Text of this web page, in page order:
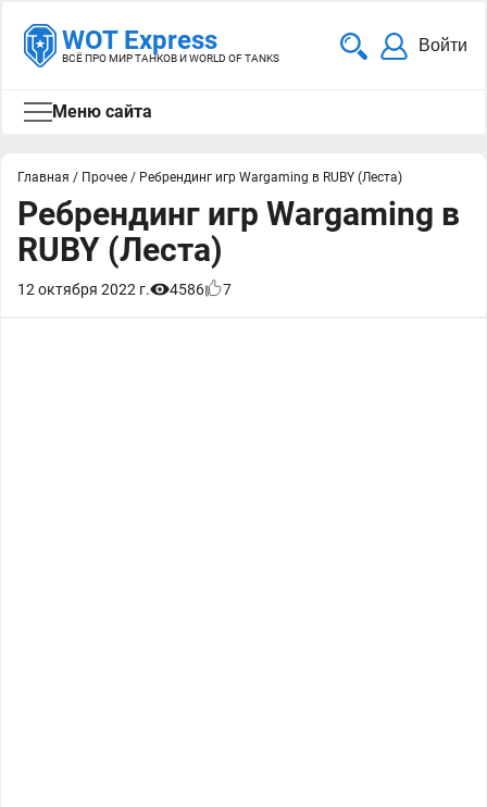
WOT Express
ВСЁ ПРО МИР ТАНКОВ И WORLD OF TANKS
Войти
Меню сайта
Главная / Прочее / Ребрендинг игр Wargaming в RUBY (Леста)
Ребрендинг игр Wargaming в
RUBY (Леста)
12 октября 2022 г. 4586 7